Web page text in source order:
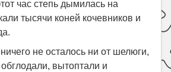
час степь дымилась на
тысячи коней кочевников и
не осталось ни от шелюги,
вытоптали и